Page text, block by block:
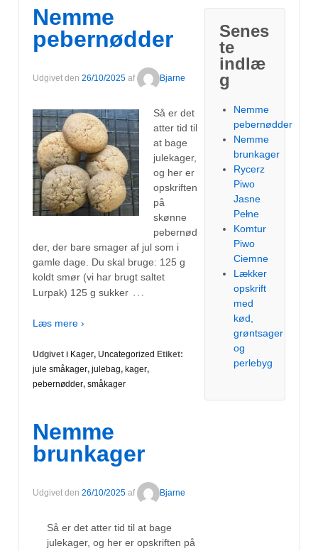
Nemme
pebernødder
Udgivet den 26/10/2025 af Bjarne
Så er det
atter tid til
at bage
julekager,
og her er
opskriften
på
skønne
pebernød
der, der bare smager af jul som i
gamle dage. Du skal bruge: 125 g
koldt smør (vi har brugt saltet
Lurpak) 125 g sukker …
Læs mere ›
Udgivet i Kager, Uncategorized Etiket:
jule småkager, julebag, kager,
pebernødder, småkager
Nemme
brunkager
Udgivet den 26/10/2025 af Bjarne
Så er det atter tid til at bage
julekager, og her er opskriften på
Senes
te
indlæ
g
Nemme
pebernødder
Nemme
brunkager
Rycerz
Piwo
Jasne
Pełne
Komtur
Piwo
Ciemne
Lækker
opskrift
med
kød,
grøntsager
og
perlebyg